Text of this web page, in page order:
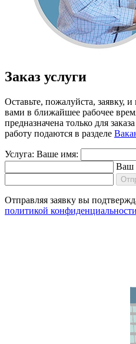
Заказ услуги
Оставьте, пожалуйста, заявку,
вами в ближайшее рабочее
предназначена только для
работу подаются в разделе
Услуга: Ваше имя:
Ваш
Отправляя заявку вы
политикой конфиденциальности